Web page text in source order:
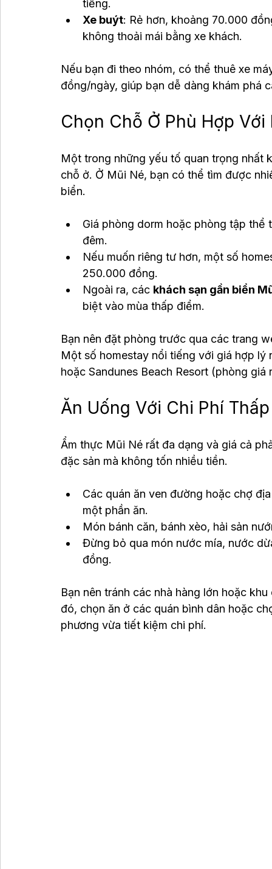
tiếng.
Xe buýt: Rẻ hơn, khoảng 70.000
không thoải mái bằng xe khách.
Nếu bạn đi theo nhóm, có thể thuê xe
đồng/ngày, giúp bạn dễ dàng khám phá
Chọn Chỗ Ở Phù Hợp Với
Một trong những yếu tố quan trọng nhất
chỗ ở. Ở Mũi Né, bạn có thể tìm được
biển.
Giá phòng dorm hoặc phòng tập
đêm.
Nếu muốn riêng tư hơn, một số
250.000 đồng.
Ngoài ra, các khách sạn gần biển
biệt vào mùa thấp điểm.
Bạn nên đặt phòng trước qua các trang
Một số homestay nổi tiếng với giá hợp
hoặc Sandunes Beach Resort (phòng giá
Ăn Uống Với Chi Phí
Ẩm thực Mũi Né rất đa dạng và giá cả
đặc sản mà không tốn nhiều tiền.
Các quán ăn ven đường hoặc chợ
một phần ăn.
Món bánh căn, bánh xèo, hải sản
Đừng bỏ qua món nước mía, nước
đồng.
Bạn nên tránh các nhà hàng lớn hoặc
đó, chọn ăn ở các quán bình dân hoặc
phương vừa tiết kiệm chi phí.